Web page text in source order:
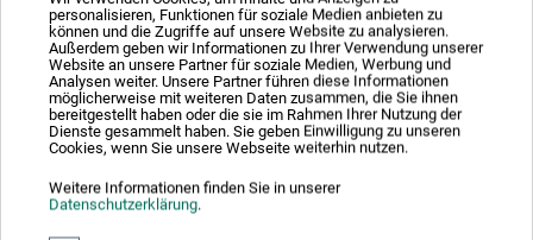
personalisieren, Funktionen für soziale Medien anbieten zu
können und die Zugriffe auf unsere Website zu analysieren.
Außerdem geben wir Informationen zu Ihrer Verwendung unserer
Website an unsere Partner für soziale Medien, Werbung und
Analysen weiter. Unsere Partner führen diese Informationen
möglicherweise mit weiteren Daten zusammen, die Sie ihnen
bereitgestellt haben oder die sie im Rahmen Ihrer Nutzung der
Dienste gesammelt haben. Sie geben Einwilligung zu unseren
Cookies, wenn Sie unsere Webseite weiterhin nutzen.
Weitere Informationen finden Sie in unserer
Datenschutzerklärung.
Anschließend habe Sie die Möglichkeit selbst mitgebrachtes
(DIN A4) Papier sowie Taschen zu bedrucken.
Veranstaltungsdatum
18. Jun. 2026
14:00 - 17:00 Uhr